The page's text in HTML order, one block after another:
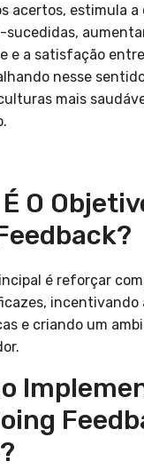
acertos, estimula
sucedidas,
e a satisfação
nesse
mais
O
é reforçar
incentivando
e criando um